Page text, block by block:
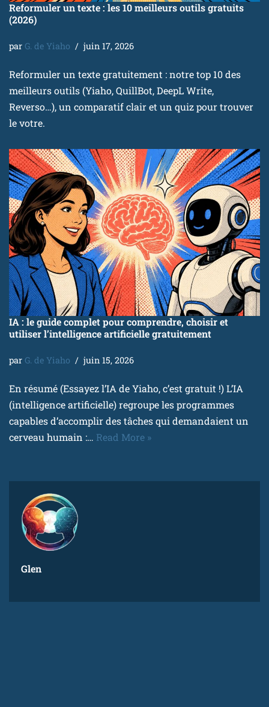
Reformuler un texte : les 10 meilleurs outils gratuits
(2026)
par G. de Yiaho juin 17, 2026
Reformuler un texte gratuitement : notre top 10 des
meilleurs outils (Yiaho, QuillBot, DeepL Write,
Reverso…), un comparatif clair et un quiz pour trouver
le votre.
IA : le guide complet pour comprendre, choisir et
utiliser l’intelligence artificielle gratuitement
par G. de Yiaho juin 15, 2026
En résumé (Essayez l’IA de Yiaho, c’est gratuit !) L’IA
(intelligence artificielle) regroupe les programmes
capables d’accomplir des tâches qui demandaient un
cerveau humain :… Read More »
Glen